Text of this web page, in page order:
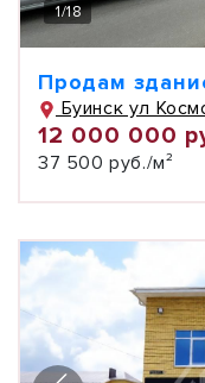
1/18
Продам
Буинск ул
12 000 000
37 500 руб./м²